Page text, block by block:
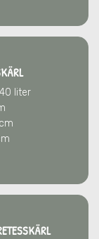
liter